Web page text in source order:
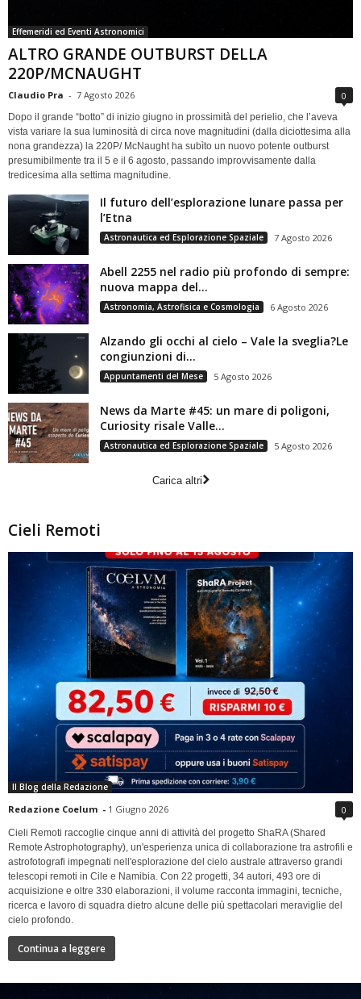
Effemeridi ed Eventi Astronomici
ALTRO GRANDE OUTBURST DELLA
220P/MCNAUGHT
Claudio Pra - 7 Agosto 2026 0
Dopo il grande “botto” di inizio giugno in prossimità del perielio, che l’aveva
vista variare la sua luminosità di circa nove magnitudini (dalla diciottesima alla
nona grandezza) la 220P/ McNaught ha subìto un nuovo potente outburst
presumibilmente tra il 5 e il 6 agosto, passando improvvisamente dalla
tredicesima alla settima magnitudine.
Il futuro dell’esplorazione lunare passa per
l’Etna
Astronautica ed Esplorazione Spaziale 7 Agosto 2026
Abell 2255 nel radio più profondo di sempre:
nuova mappa del...
Astronomia, Astrofisica e Cosmologia 6 Agosto 2026
Alzando gli occhi al cielo – Vale la sveglia?Le
congiunzioni di...
Appuntamenti del Mese 5 Agosto 2026
News da Marte #45: un mare di poligoni,
Curiosity risale Valle...
Astronautica ed Esplorazione Spaziale 5 Agosto 2026
Carica altri
Cieli Remoti
Il Blog della Redazione
Redazione Coelum - 1 Giugno 2026 0
Cieli Remoti raccoglie cinque anni di attività del progetto ShaRA (Shared
Remote Astrophotography), un'esperienza unica di collaborazione tra astrofili e
astrofotografi impegnati nell'esplorazione del cielo australe attraverso grandi
telescopi remoti in Cile e Namibia. Con 22 progetti, 34 autori, 493 ore di
acquisizione e oltre 330 elaborazioni, il volume racconta immagini, tecniche,
ricerca e lavoro di squadra dietro alcune delle più spettacolari meraviglie del
cielo profondo.
Continua a leggere